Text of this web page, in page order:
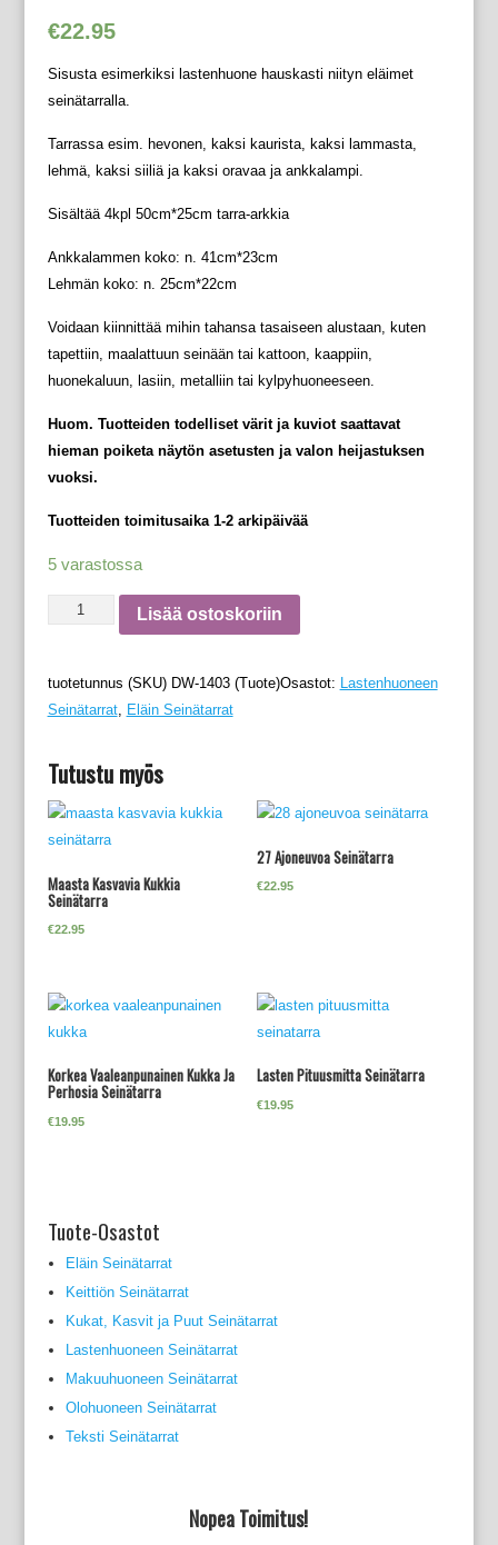
€22.95
Sisusta esimerkiksi lastenhuone hauskasti niityn eläimet
seinätarralla.
Tarrassa esim. hevonen, kaksi kaurista, kaksi lammasta,
lehmä, kaksi siiliä ja kaksi oravaa ja ankkalampi.
Sisältää 4kpl 50cm*25cm tarra-arkkia
Ankkalammen koko: n. 41cm*23cm
Lehmän koko: n. 25cm*22cm
Voidaan kiinnittää mihin tahansa tasaiseen alustaan, kuten
tapettiin, maalattuun seinään tai kattoon, kaappiin,
huonekaluun, lasiin, metalliin tai kylpyhuoneeseen.
Huom. Tuotteiden todelliset värit ja kuviot saattavat
hieman poiketa näytön asetusten ja valon heijastuksen
vuoksi.
Tuotteiden toimitusaika 1-2 arkipäivää
5 varastossa
Lisää ostoskoriin
tuotetunnus (SKU) DW-1403 (Tuote)Osastot: Lastenhuoneen
Seinätarrat, Eläin Seinätarrat
Tutustu myös
Maasta Kasvavia Kukkia
Seinätarra
€22.95
27 Ajoneuvoa Seinätarra
€22.95
Korkea Vaaleanpunainen Kukka Ja
Perhosia Seinätarra
€19.95
Lasten Pituusmitta Seinätarra
€19.95
Tuote-Osastot
Eläin Seinätarrat
Keittiön Seinätarrat
Kukat, Kasvit ja Puut Seinätarrat
Lastenhuoneen Seinätarrat
Makuuhuoneen Seinätarrat
Olohuoneen Seinätarrat
Teksti Seinätarrat
Nopea Toimitus!